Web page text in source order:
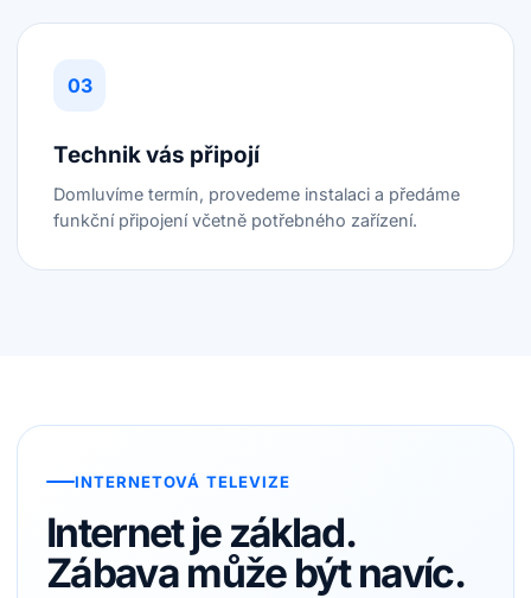
Technik vás připojí
Domluvíme termín, provedeme instalaci a předáme
funkční připojení včetně potřebného zařízení.
INTERNETOVÁ TELEVIZE
Internet je základ.
Zábava může být navíc.